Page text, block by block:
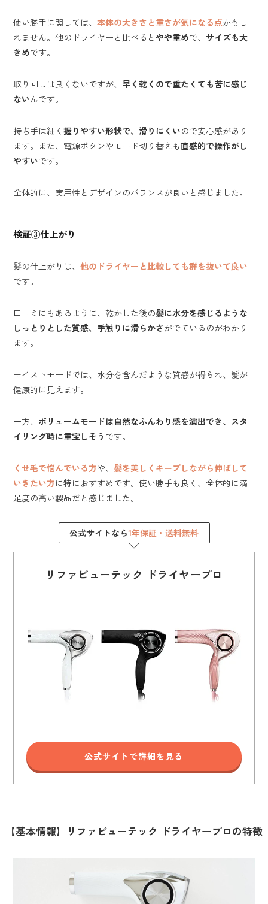
使い勝手に関しては、本体の大きさと重さが気になる点かもし
れません。他のドライヤーと比べるとやや重めで、サイズも大
きめです。
取り回しは良くないですが、 早く乾くので重たくても苦に感じ
ないんです。
持ち手は細く握りやすい形状で、滑りにくいので安心感があり
ます。また、電源ボタンやモード切り替えも直感的で操作がし
やすいです。
全体的に、実用性とデザインのバランスが良いと感じました。
検証③仕上がり
髪の仕上がりは、他のドライヤーと比較しても群を抜いて良い
です。
口コミにもあるように、乾かした後の髪に水分を感じるような
しっとりとした質感、手触りに滑らかさがでているのがわかり
ます。
モイストモードでは、水分を含んだような質感が得られ、髪が
健康的に見えます。
一方、 ボリュームモードは自然なふんわり感を演出でき、スタ
イリング時に重宝しそう です。
くせ毛で悩んでいる方や、 髪を美しくキープしながら伸ばして
いきたい方に特におすすめです。使い勝手も良く、全体的に満
足度の高い製品だと感じました。
公式サイトなら1年保証・送料無料
リファビューテック ドライヤープロ
公式サイトで詳細を見る
【基本情報】リファビューテック ドライヤープロの特徴